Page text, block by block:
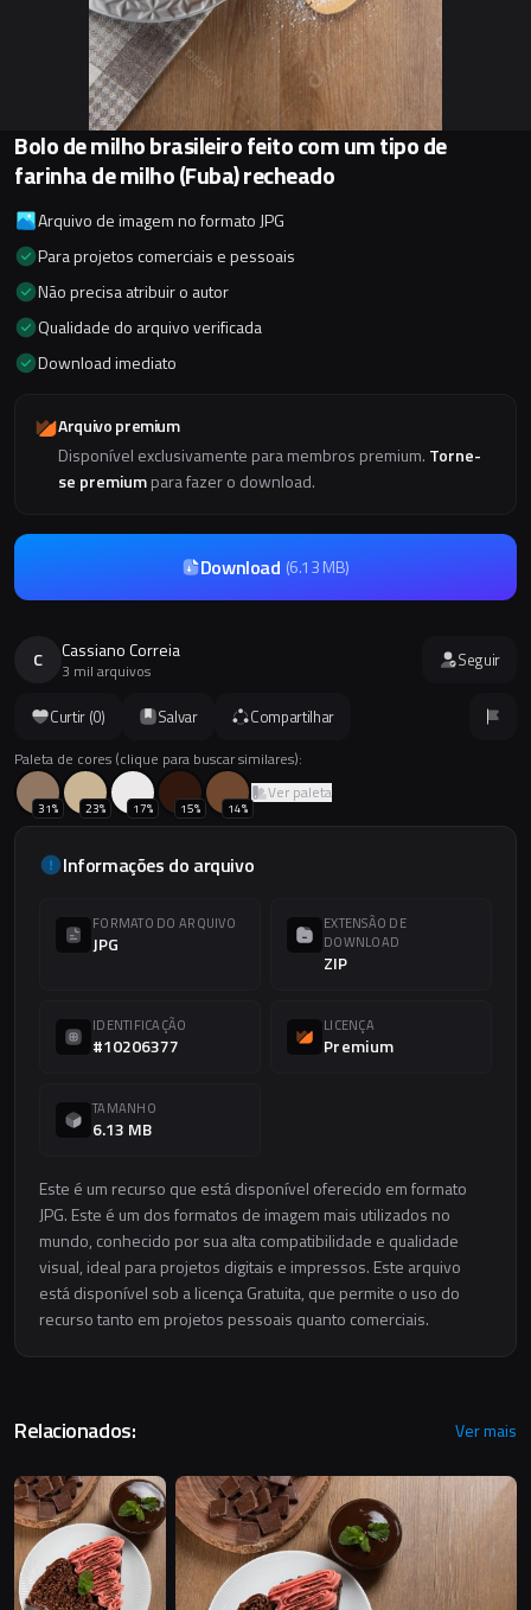
Curtir (0) Salvar Compartilhar
Paleta de cores (clique para buscar similares):
31% 23% 17% 15% 14%
Ver paleta
Informações do arquivo
FORMATO DO ARQUIVO
JPG
EXTENSÃO DE
DOWNLOAD
ZIP
IDENTIFICAÇÃO
#10206377
LICENÇA
Premium
TAMANHO
6.13 MB
Este é um recurso que está disponível oferecido em formato
JPG. Este é um dos formatos de imagem mais utilizados no
mundo, conhecido por sua alta compatibilidade e qualidade
visual, ideal para projetos digitais e impressos. Este arquivo
está disponível sob a licença Gratuita, que permite o uso do
recurso tanto em projetos pessoais quanto comerciais.
Bolo de milho brasileiro feito com um tipo de
farinha de milho (Fuba) recheado
Arquivo de imagem no formato JPG
Para projetos comerciais e pessoais
Não precisa atribuir o autor
Qualidade do arquivo verificada
Download imediato
Arquivo premium
Disponível exclusivamente para membros premium. Torne-
se premiumpara fazer o download.
Download (6.13 MB)
C Cassiano Correia
3 mil arquivos Seguir
Relacionados: Ver mais